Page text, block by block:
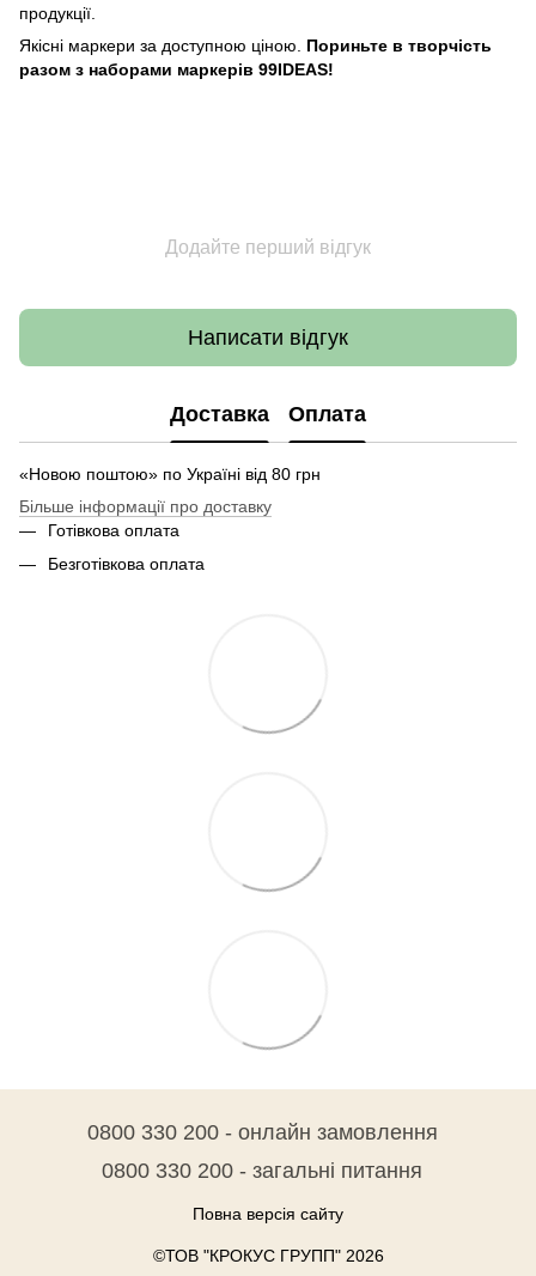
продукції.
Якісні маркери за доступною ціною. Пориньте в творчість
разом з наборами маркерів 99IDEAS!
Додайте перший відгук
Написати відгук
Доставка Оплата
«Новою поштою» по Україні від 80 грн
Більше інформації про доставку
Готівкова оплата
Безготівкова оплата
0800 330 200 - онлайн замовлення
0800 330 200 - загальні питання
Повна версія сайту
©ТОВ "КРОКУС ГРУПП" 2026